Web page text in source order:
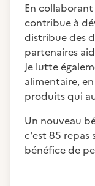
En
contribue à
distribue des
partenaires
Je lutte
alimentaire,
produits qui
Un nouveau
c'est 85 repas
bénéfice de